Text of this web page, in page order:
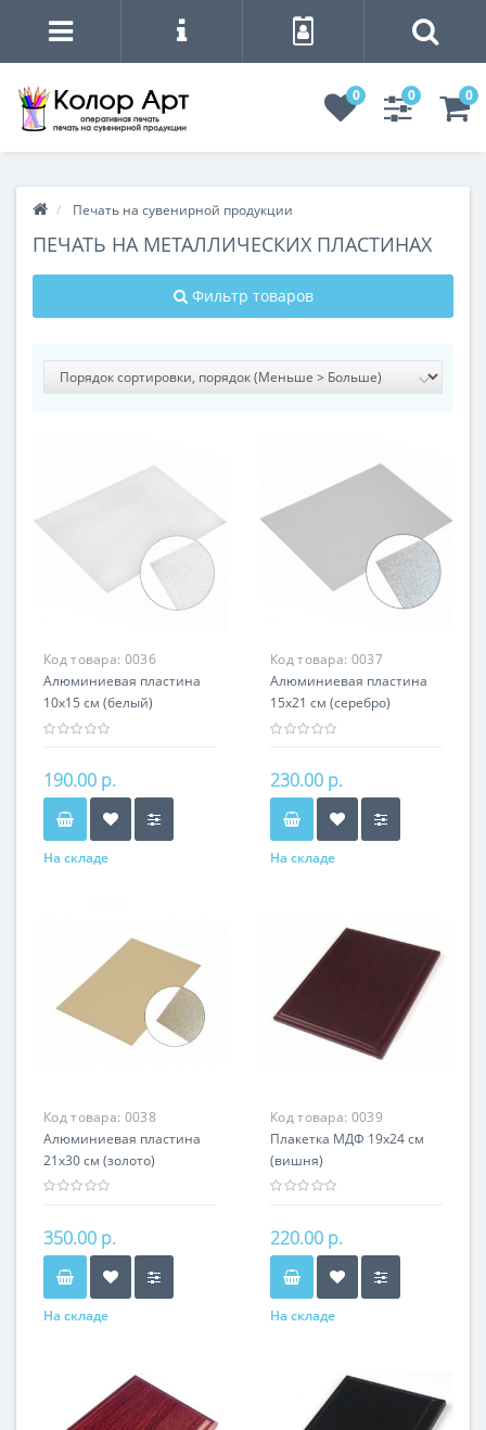
0 0 0
Печать на сувенирной продукции
ПЕЧАТЬ НА МЕТАЛЛИЧЕСКИХ ПЛАСТИНАХ
Фильтр товаров
Код товара: 0036
Алюминиевая пластина
10х15 см (белый)
190.00 р.
На складе
Код товара: 0037
Алюминиевая пластина
15х21 см (серебро)
230.00 р.
На складе
Код товара: 0038
Алюминиевая пластина
21х30 см (золото)
350.00 р.
На складе
Код товара: 0039
Плакетка МДФ 19х24 см
(вишня)
220.00 р.
На складе